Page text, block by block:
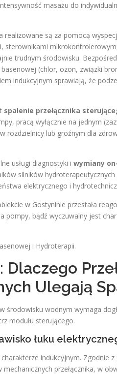
masażu do
realizowane są za pomocą
sterownikami
trudnym środowisku.
(chlor, ozon, związki
indukcyjnym sprawiają, że
spalenie przełącznika
pracą wyłącznie na jednym
rozdzielnicy lub groźnym dla
usługi diagnostyki i wymiany
silników
elektrycznego i
w Gostyninie przestała
pompy, bądź wyczuwalny jest
i Hydroterapii.
Dlaczego
Ulegają
środowisku wodnym wymaga
modułu sterującego.
łuku
indukcyjnym. Zgodnie
przełącznika, w